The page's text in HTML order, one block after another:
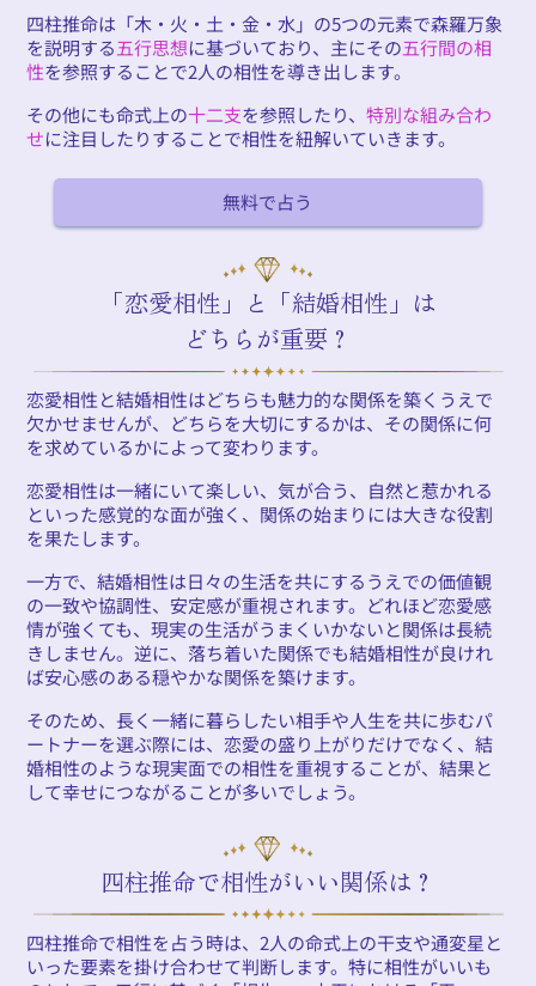
四柱推命は「木・火・土・金・水」の5つの元素で森羅万象
を説明する五行思想に基づいており、主にその五行間の相
性を参照することで2人の相性を導き出します。
その他にも命式上の十二支を参照したり、特別な組み合わ
せに注目したりすることで相性を紐解いていきます。
無料で占う
「恋愛相性」と「結婚相性」は
どちらが重要？
恋愛相性と結婚相性はどちらも魅力的な関係を築くうえで
欠かせませんが、どちらを大切にするかは、その関係に何
を求めているかによって変わります。
恋愛相性は一緒にいて楽しい、気が合う、自然と惹かれる
といった感覚的な面が強く、関係の始まりには大きな役割
を果たします。
一方で、結婚相性は日々の生活を共にするうえでの価値観
の一致や協調性、安定感が重視されます。どれほど恋愛感
情が強くても、現実の生活がうまくいかないと関係は長続
きしません。逆に、落ち着いた関係でも結婚相性が良けれ
ば安心感のある穏やかな関係を築けます。
そのため、長く一緒に暮らしたい相手や人生を共に歩むパ
ートナーを選ぶ際には、恋愛の盛り上がりだけでなく、結
婚相性のような現実面での相性を重視することが、結果と
して幸せにつながることが多いでしょう。
四柱推命で相性がいい関係は？
四柱推命で相性を占う時は、2人の命式上の干支や通変星と
いった要素を掛け合わせて判断します。特に相性がいいも